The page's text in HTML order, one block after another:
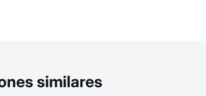
similares